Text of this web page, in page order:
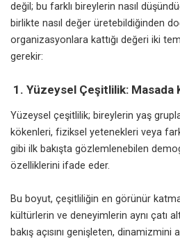
değil; bu farklı bireylerin nasıl
birlikte nasıl değer üretebildiğinden
organizasyonlara kattığı değeri iki
gerekir:
1. Yüzeysel Çeşitlilik: Masada
Yüzeysel çeşitlilik; bireylerin yaş
kökenleri, fiziksel yetenekleri veya
gibi ilk bakışta gözlemlenebilen
özelliklerini ifade eder.
Bu boyut, çeşitliliğin en görünür
kültürlerin ve deneyimlerin aynı çatı
bakış açısını genişleten, dinamizmini